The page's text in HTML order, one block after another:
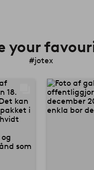
your
#jotex